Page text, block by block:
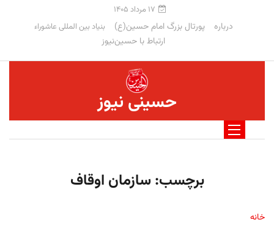
۱۷ مرداد ۱۴۰۵
درباره پورتال بزرگ امام حسین(ع) بنیاد بین المللی عاشوراء
ارتباط با حسین‌نیوز
حسینی نیوز
برچسب:سازمان اوقاف
خانه